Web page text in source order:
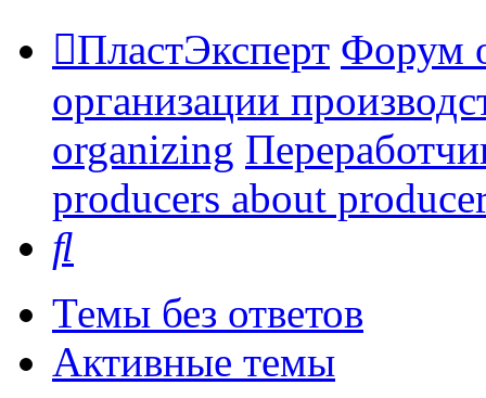
ПластЭксперт Форум
организации
organizing
producers about
Темы без ответов
Активные темы